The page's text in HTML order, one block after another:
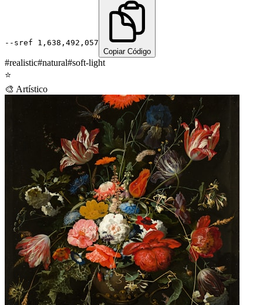
--sref 1,638,492,057
Copiar Código
#realistic#natural#soft-light
⭐
🎨 Artístico